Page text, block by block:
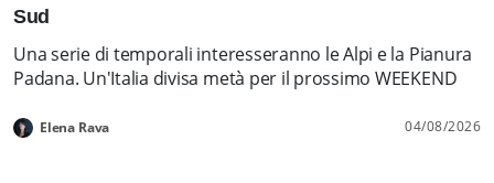
Sud
Una serie di temporali interesseranno le Alpi e la Pianura
Padana. Un'Italia divisa metà per il prossimo WEEKEND
Elena Rava 04/08/2026